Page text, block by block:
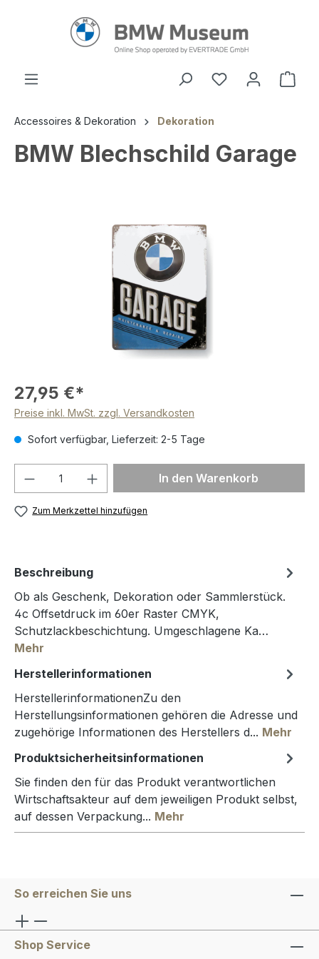
Accessoires & Dekoration Dekoration
BMW Blechschild Garage
27,95 €*
Preise inkl. MwSt. zzgl. Versandkosten
Sofort verfügbar, Lieferzeit: 2-5 Tage
Produkt Anzahl: Gib denIn den Warenkorb
Zum Merkzettel hinzufügen
Beschreibung
Ob als Geschenk, Dekoration oder Sammlerstück.
4c Offsetdruck im 60er Raster CMYK,
Schutzlackbeschichtung. Umgeschlagene Ka…
Mehr
Herstellerinformationen
HerstellerinformationenZu den
Herstellungsinformationen gehören die Adresse und
zugehörige Informationen des Herstellers d... Mehr
Produktsicherheitsinformationen
Sie finden den für das Produkt verantwortlichen
Wirtschaftsakteur auf dem jeweiligen Produkt selbst,
auf dessen Verpackung... Mehr
So erreichen Sie uns
Shop Service